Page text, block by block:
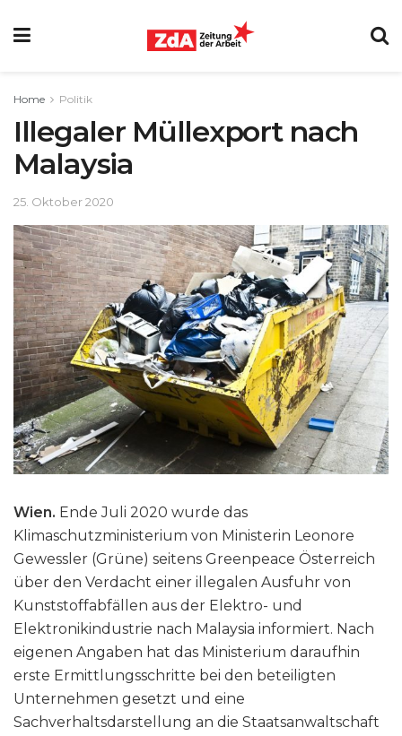
Home Politik
Illegaler Müllexport nach
Malaysia
25. Oktober 2020
Wien. Ende Juli 2020 wurde das
Klimaschutzministerium von Ministerin Leonore
Gewessler (Grüne) seitens Greenpeace Österreich
über den Verdacht einer illegalen Ausfuhr von
Kunststoffabfällen aus der Elektro- und
Elektronikindustrie nach Malaysia informiert. Nach
eigenen Angaben hat das Ministerium daraufhin
erste Ermittlungsschritte bei den beteiligten
Unternehmen gesetzt und eine
Sachverhaltsdarstellung an die Staatsanwaltschaft